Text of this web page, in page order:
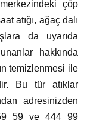
çöp
atığı, ağaç dalı
da uyarıda
hakkında
temizlenmesi ile
Bu tür atıklar
adresinizden
59 59 ve 444 99